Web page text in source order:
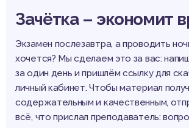
Зачётка – экономит
Экзамен послезавтра, а проводить
хочется? Мы сделаем это за вас:
за один день и пришлём ссылку для
личный кабинет. Чтобы материал
содержательным и качественным,
всё, что прислал преподаватель: